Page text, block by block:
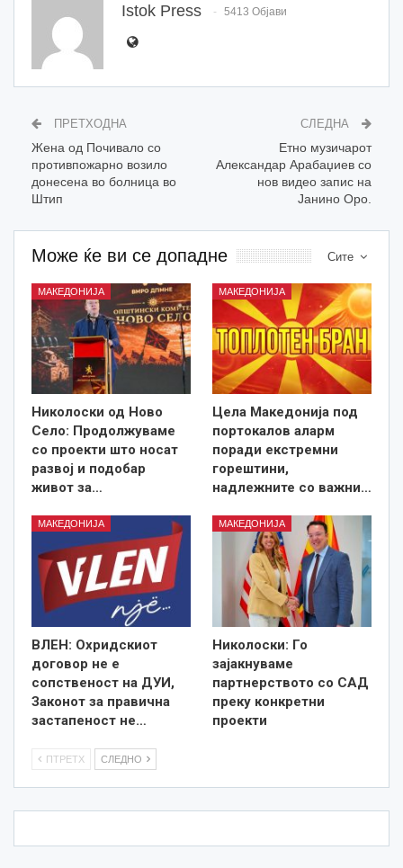
Istok Press 5413 Објави
ПРЕТХОДНА
Жена од Почивало со
противпожарно возило
донесена во болница во
Штип
СЛЕДНА
Етно музичарот
Александар Арабаџиев со
нов видео запис на
Јанино Оро.
Сите
Може ќе ви се допадне
МАКЕДОНИЈА
Николоски од Ново
Село: Продолжуваме
со проекти што носат
развој и подобар
живот за…
МАКЕДОНИЈА
Цела Македонија под
портокалов аларм
поради екстремни
горештини,
надлежните со важни…
МАКЕДОНИЈА
ВЛЕН: Охридскиот
договор не е
сопственост на ДУИ,
Законот за правична
застапеност не…
МАКЕДОНИЈА
Николоски: Го
зајакнуваме
партнерството со САД
преку конкретни
проекти
ПТРЕТХ СЛЕДНО